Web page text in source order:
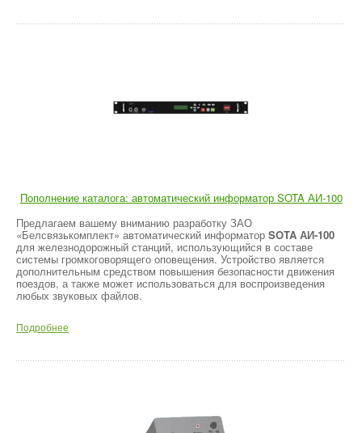
Пополнение каталога: автоматический информатор SOTA АИ-100
Предлагаем вашему вниманию разработку ЗАО
«Белсвязькомплект» автоматический информатор SOTA АИ-100
для железнодорожный станций, использующийся в составе
системы громкоговорящего оповещения. Устройство является
дополнительным средством повышения безопасности движения
поездов, а также может использоваться для воспроизведения
любых звуковых файлов.
Подробнее